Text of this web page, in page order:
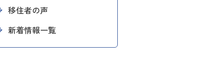
移住者の声
新着情報一覧